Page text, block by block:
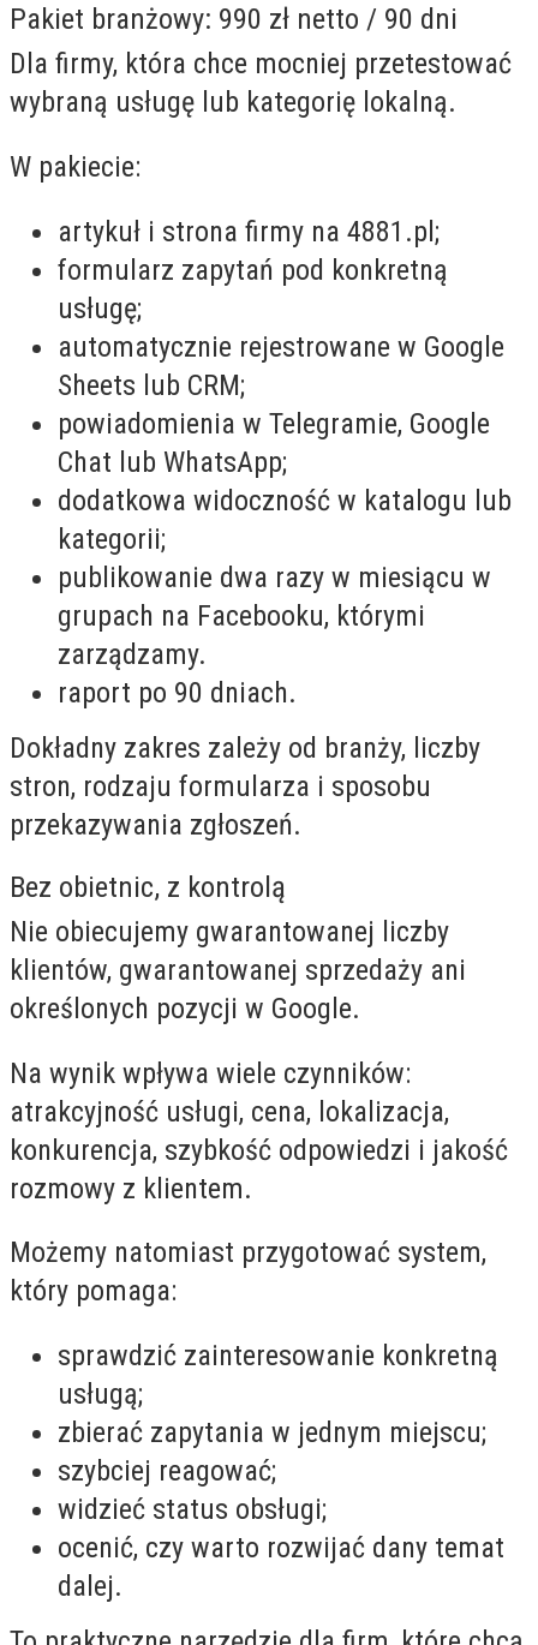
Pakiet branżowy: 990 zł netto / 90 dni
Dla firmy, która chce mocniej przetestować
wybraną usługę lub kategorię lokalną.
W pakiecie:
artykuł і strona firmy na 4881.pl;
formularz zapytań pod konkretną
usługę;
automatycznie rejestrowane w Google
Sheets lub CRM;
powiadomienia w Telegramie, Google
Chat lub WhatsApp;
dodatkowa widoczność w katalogu lub
kategorii;
publikowanie dwa razy w miesiącu w
grupach na Facebooku, którymi
zarządzamy.
raport po 90 dniach.
Dokładny zakres zależy od branży, liczby
stron, rodzaju formularza i sposobu
przekazywania zgłoszeń.
Bez obietnic, z kontrolą
Nie obiecujemy gwarantowanej liczby
klientów, gwarantowanej sprzedaży ani
określonych pozycji w Google.
Na wynik wpływa wiele czynników:
atrakcyjność usługi, cena, lokalizacja,
konkurencja, szybkość odpowiedzi i jakość
rozmowy z klientem.
Możemy natomiast przygotować system,
który pomaga:
sprawdzić zainteresowanie konkretną
usługą;
zbierać zapytania w jednym miejscu;
szybciej reagować;
widzieć status obsługi;
ocenić, czy warto rozwijać dany temat
dalej.